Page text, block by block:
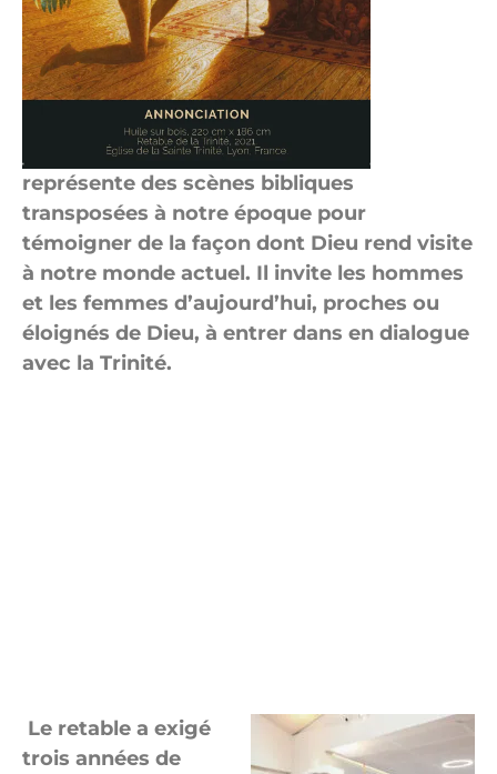
représente des scènes bibliques
transposées à notre époque pour
témoigner de la façon dont Dieu rend visite
à notre monde actuel. Il invite les hommes
et les femmes d’aujourd’hui, proches ou
éloignés de Dieu, à entrer dans en dialogue
avec la Trinité.
Le retable a exigé
trois années de